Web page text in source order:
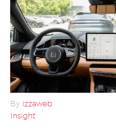
By izzaweb
Insight